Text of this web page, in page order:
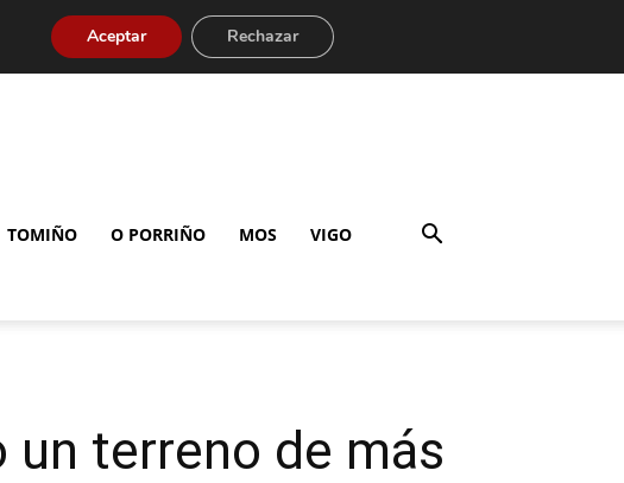
TOMIÑO O PORRIÑO MOS VIGO
terreno de más
Aceptar Rechazar